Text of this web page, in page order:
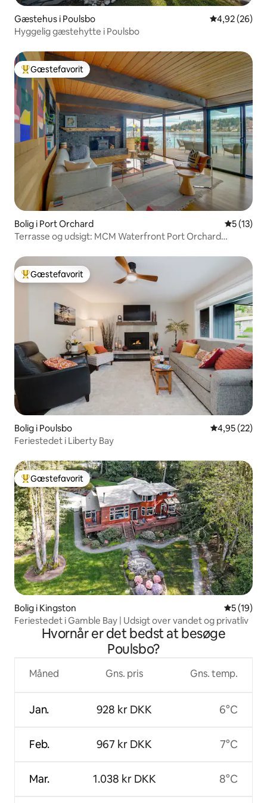
Gæstehus i Poulsbo 4,92 ud af 5 i
4,92 (26)
Hyggelig gæstehytte i Poulsbo
Bedste gæstefavorit
Gæstefavorit
Bolig i Port Orchard 5 ud af 5
5 (13)
Terrasse og udsigt: MCM Waterfront Port Orchard
Bedste gæstefavorit
Gæstefavorit
Bolig i Poulsbo 4,95 ud af 5 i
4,95 (22)
Feriestedet i Liberty Bay
Bedste gæstefavorit
Gæstefavorit
Bolig i Kingston 5 ud af 5 i
5 (19)
Feriestedet i Gamble Bay | Udsigt over vandet og privatliv
Hvornår er det bedst at besøge
Poulsbo?
Måned
Jan.
Feb.
Mar.
Gns. pris
928 kr DKK
967 kr DKK
1.038 kr DKK
Gns. temp.
6°C
7°C
8°C